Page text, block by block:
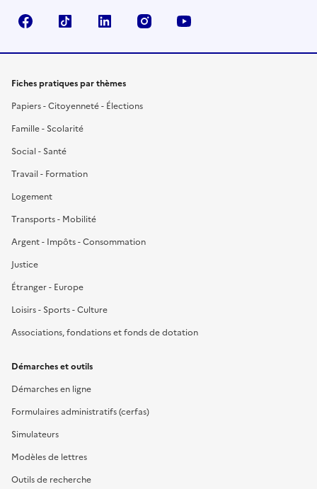
FacebookTikTok LinkedIn Instagram
Fiches pratiques par thèmes
Papiers - Citoyenneté - Élections
Famille - Scolarité
Social - Santé
Travail - Formation
Logement
Transports - Mobilité
Argent - Impôts - Consommation
Justice
Étranger - Europe
Loisirs - Sports - Culture
Associations, fondations et fonds de dotation
Démarches et outils
Démarches en ligne
Formulaires administratifs (cerfas)
Simulateurs
Modèles de lettres
Outils de recherche